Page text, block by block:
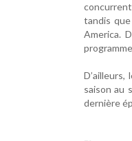
tandis
America.
saison au
dernière